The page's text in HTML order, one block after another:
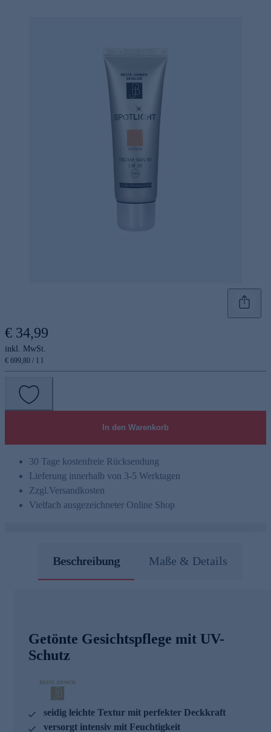
€ 34,99
inkl. MwSt.
€ 699,80 / 1 l
In den Warenkorb
30 Tage kostenfreie Rücksendung
Lieferung innerhalb von 3-5 Werktagen
Zzgl.Versandkosten
Vielfach ausgezeichneter Online Shop
Beschreibung Maße & Details
Getönte Gesichtspflege mit UV-
Schutz
seidig leichte Textur mit perfekter Deckkraft
versorgt intensiv mit Feuchtigkeit